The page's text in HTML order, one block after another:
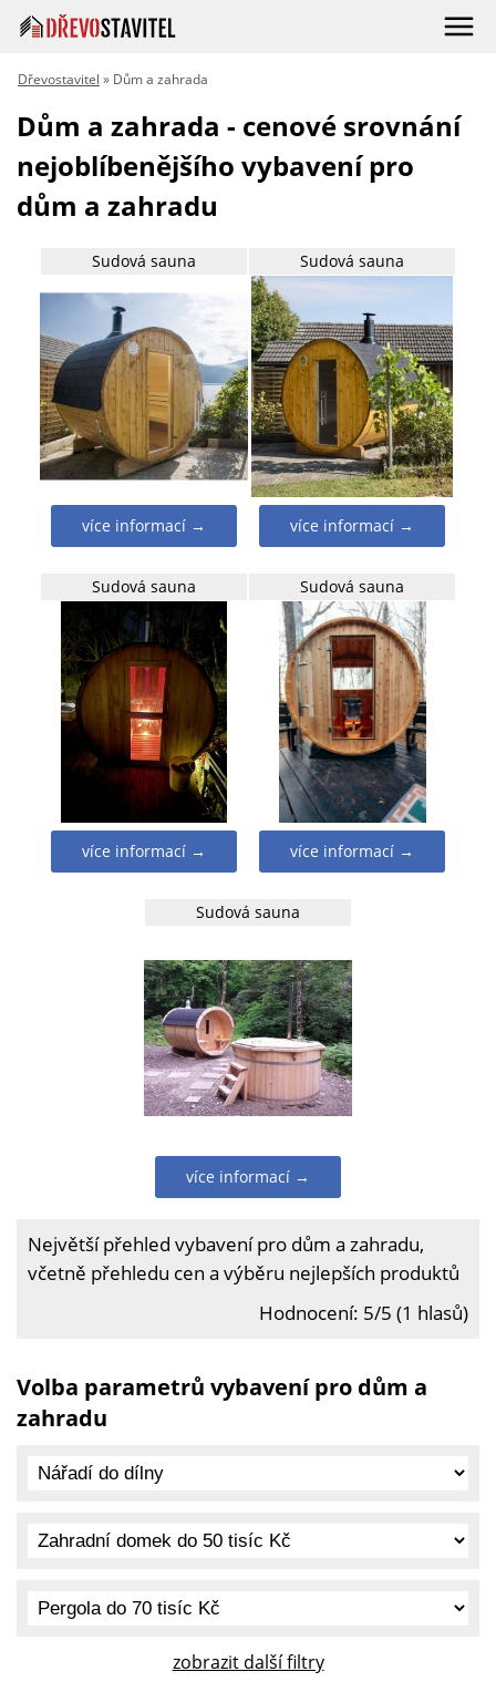
Dřevostavitel » Dům a zahrada
Dům a zahrada - cenové srovnání
nejoblíbenějšího vybavení pro
dům a zahradu
Sudová sauna
více informací →
Sudová sauna
více informací →
Sudová sauna
více informací →
Sudová sauna
více informací →
Sudová sauna
více informací →
Největší přehled vybavení pro dům a zahradu,
včetně přehledu cen a výběru nejlepších produktů
Hodnocení: 5/5 (1 hlasů)
Volba parametrů vybavení pro dům a
zahradu
zobrazit další filtry